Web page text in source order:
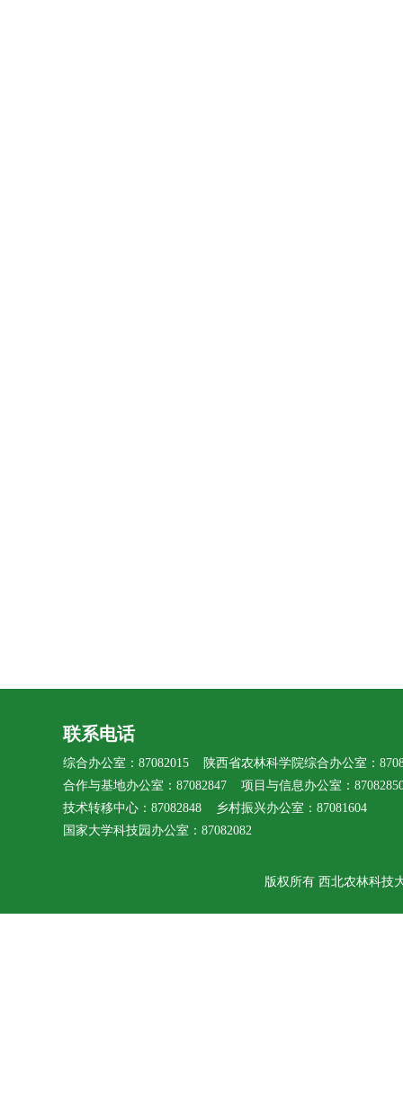
联系电话
综合办公室：87082015 陕西省农林科学院综合办公室：
合作与基地办公室：87082847 项目与信息办公室：
技术转移中心：87082848 乡村振兴办公室：87081604
国家大学科技园办公室：87082082
版权所有 西北农林科技